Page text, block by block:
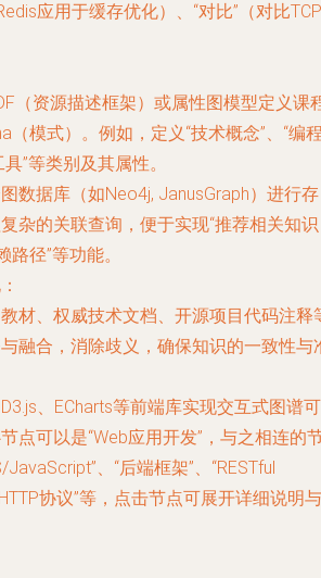
应用于缓存优化）、“对比”（对比TCP
（资源描述框架）或属性图模型定义课
（模式）。例如，定义“技术概念”、“编
具”等类别及其属性。
图数据库（如Neo4j, JanusGraph）进行存
杂的关联查询，便于实现“推荐相关知识
路径”等功能。
：
教材、权威技术文档、开源项目代码注释
融合，消除歧义，确保知识的一致性与
D3.js、ECharts等前端库实现交互式图谱可
点可以是“Web应用开发”，与之相连的
JavaScript”、“后端框架”、“RESTful
协议”等，点击节点可展开详细说明与